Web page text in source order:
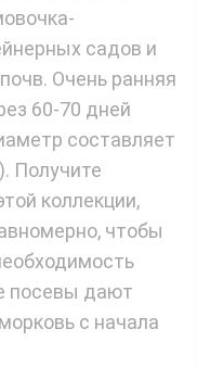
садов и
Очень ранняя
60-70 дней
составляет
Получите
коллекции,
чтобы
посевы дают
с начала